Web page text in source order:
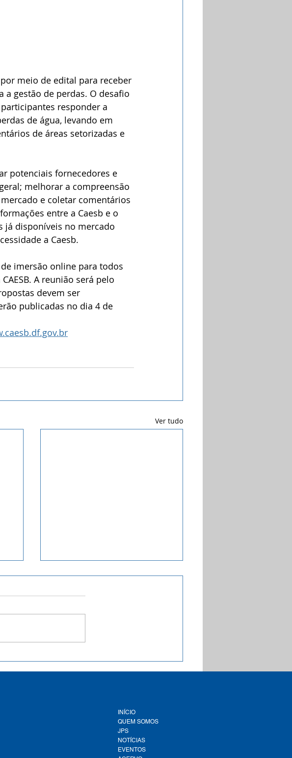
meio de edital para receber
a gestão de perdas. O desafio
responder a
de água, levando em
de áreas setorizadas e
potenciais fornecedores e
melhorar a compreensão
e coletar comentários
entre a Caesb e o
já disponíveis no mercado
a Caesb.
imersão online para todos
A reunião será pelo
devem ser
publicadas no dia 4 de
Ver tudo
legislação federal INÍCIO
QUEM SOMOS
JPS
NOTÍCIAS
EVENTOS